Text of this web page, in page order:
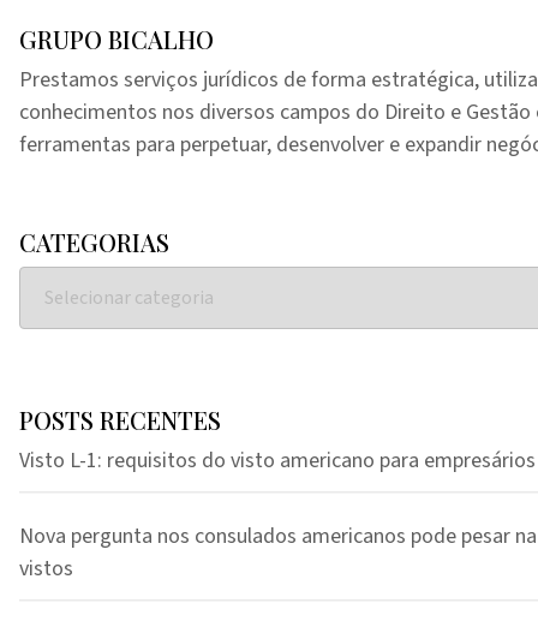
GRUPO BICALHO
Prestamos serviços jurídicos de forma estratégica,
conhecimentos nos diversos campos do Direito e
ferramentas para perpetuar, desenvolver e expandir
CATEGORIAS
POSTS RECENTES
Visto L-1: requisitos do visto americano para empresários
Nova pergunta nos consulados americanos pode pesar
vistos